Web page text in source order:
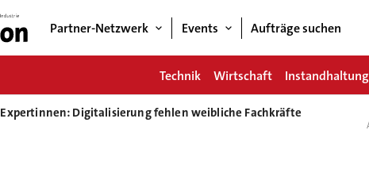
Partner-Netzwerk Events Aufträge suchen
Technik Wirtschaft Instandhaltung
Expertinnen: Digitalisierung fehlen weibliche Fachkräfte